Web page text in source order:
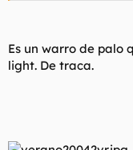
Es un warro de palo
light. De traca.